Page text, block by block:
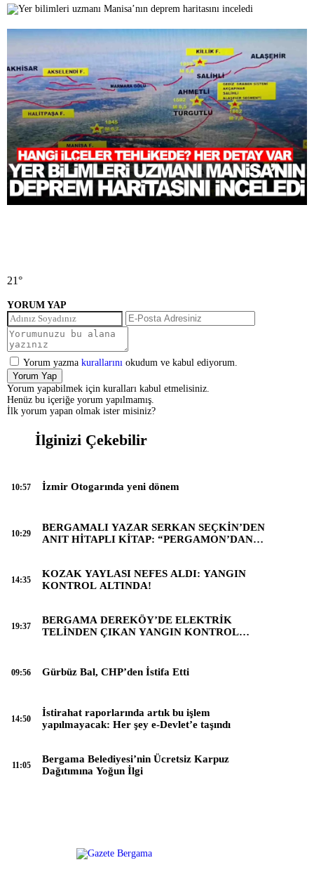
21°
YORUM YAP
Yorum yazma kurallarını okudum ve kabul ediyorum.
Yorum Yap
Yorum yapabilmek için kuralları kabul etmelisiniz.
Henüz bu içeriğe yorum yapılmamış.
İlk yorum yapan olmak ister misiniz?
İlginizi Çekebilir
İzmir Otogarında yeni dönem
10:57
BERGAMALI YAZAR SERKAN SEÇKİN’DEN
ANIT HİTAPLI KİTAP: “PERGAMON’DAN
10:29
KOZAK YAYLASI NEFES ALDI: YANGIN
KONTROL ALTINDA!
14:35
BERGAMA DEREKÖY’DE ELEKTRİK
TELİNDEN ÇIKAN YANGIN KONTROL
19:37
Gürbüz Bal, CHP’den İstifa Etti
09:56
İstirahat raporlarında artık bu işlem
yapılmayacak: Her şey e-Devlet’e taşındı
14:50
Bergama Belediyesi’nin Ücretsiz Karpuz
Dağıtımına Yoğun İlgi
11:05